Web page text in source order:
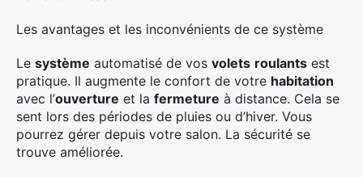
Les avantages et les inconvénients de ce système
Le système automatisé de vos volets roulants est
pratique. Il augmente le confort de votre habitation
avec l’ouverture et la fermeture à distance. Cela se
sent lors des périodes de pluies ou d’hiver. Vous
pourrez gérer depuis votre salon. La sécurité se
trouve améliorée.